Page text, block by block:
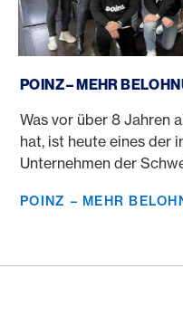
POINZ – MEHR
Was vor über 8 Jahren
hat, ist heute eines der
Unternehmen der
POINZ – MEHR